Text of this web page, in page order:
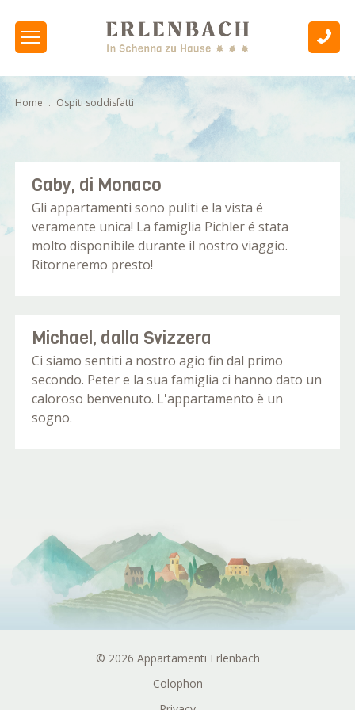
Home . Ospiti soddisfatti
Gaby, di Monaco
Gli appartamenti sono puliti e la vista é
veramente unica! La famiglia Pichler é stata
molto disponibile durante il nostro viaggio.
Ritorneremo presto!
Michael, dalla Svizzera
Ci siamo sentiti a nostro agio fin dal primo
secondo. Peter e la sua famiglia ci hanno dato un
caloroso benvenuto. L'appartamento è un
sogno.
© 2026 Appartamenti Erlenbach
Colophon